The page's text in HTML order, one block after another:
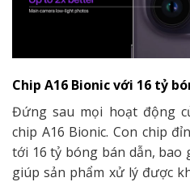
Chip A16 Bionic với 16 tỷ
Đứng sau mọi hoạt động
chip A16 Bionic. Con chip
tới 16 tỷ bóng bán dẫn, bao
giúp sản phẩm xử lý được